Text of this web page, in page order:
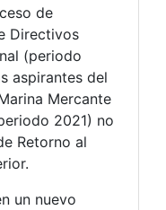
de
Directivos
(periodo
aspirantes del
Mercante
2021) no
Retorno al
un nuevo